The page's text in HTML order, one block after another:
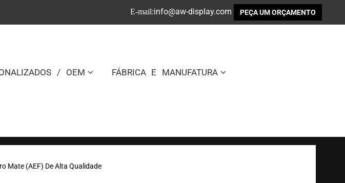
E-mail:info@aw-display.com PEÇA UM ORÇAMENTO
/ OEM FÁBRICA E MANUFATURA
Mate (AEF) De Alta Qualidade